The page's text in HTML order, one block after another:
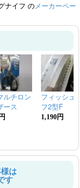
ナイフ のメーカーペー
ルチロン
ース
フィッシュ
フ2型F
1,190円
は
す